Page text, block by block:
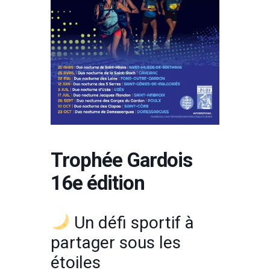
Trophée Gardois
16e édition
Un défi sportif à
partager sous les
étoiles